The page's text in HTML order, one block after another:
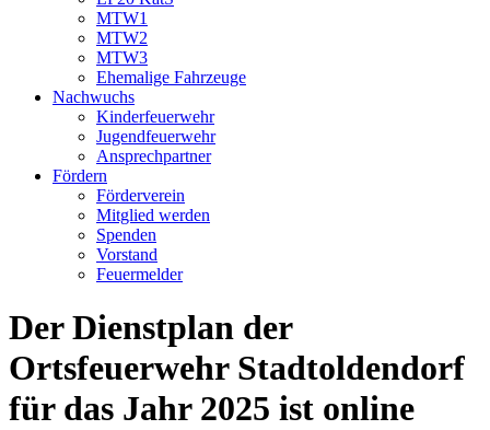
MTW1
MTW2
MTW3
Ehemalige Fahrzeuge
Nachwuchs
Kinderfeuerwehr
Jugendfeuerwehr
Ansprechpartner
Fördern
Förderverein
Mitglied werden
Spenden
Vorstand
Feuermelder
Der Dienstplan der
Ortsfeuerwehr Stadtoldendorf
für das Jahr 2025 ist online